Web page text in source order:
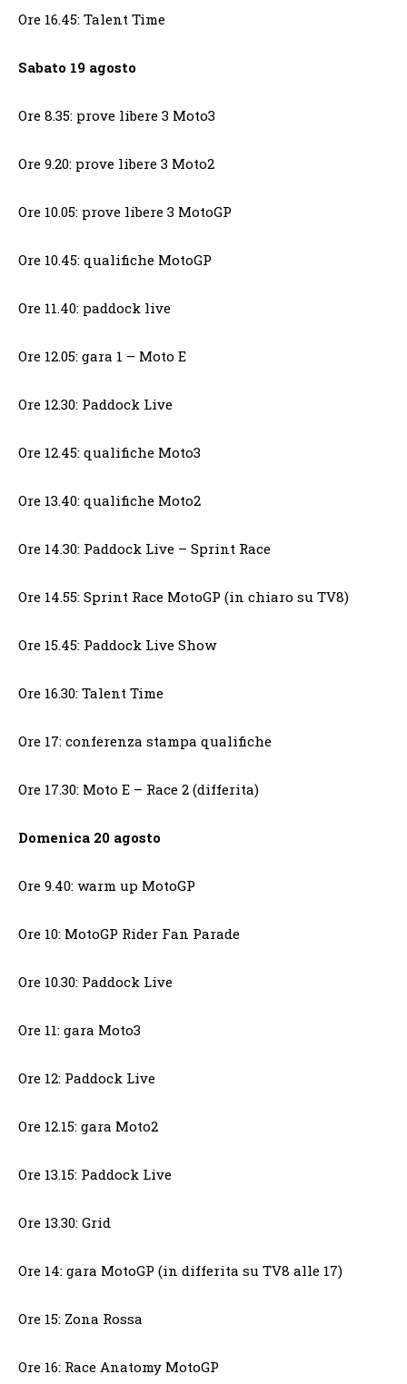
Ore 16.45: Talent Time
Sabato 19 agosto
Ore 8.35: prove libere 3 Moto3
Ore 9.20: prove libere 3 Moto2
Ore 10.05: prove libere 3 MotoGP
Ore 10.45: qualifiche MotoGP
Ore 11.40: paddock live
Ore 12.05: gara 1 – Moto E
Ore 12.30: Paddock Live
Ore 12.45: qualifiche Moto3
Ore 13.40: qualifiche Moto2
Ore 14.30: Paddock Live – Sprint Race
Ore 14.55: Sprint Race MotoGP (in chiaro su TV8)
Ore 15.45: Paddock Live Show
Ore 16.30: Talent Time
Ore 17: conferenza stampa qualifiche
Ore 17.30: Moto E – Race 2 (differita)
Domenica 20 agosto
Ore 9.40: warm up MotoGP
Ore 10: MotoGP Rider Fan Parade
Ore 10.30: Paddock Live
Ore 11: gara Moto3
Ore 12: Paddock Live
Ore 12.15: gara Moto2
Ore 13.15: Paddock Live
Ore 13.30: Grid
Ore 14: gara MotoGP (in differita su TV8 alle 17)
Ore 15: Zona Rossa
Ore 16: Race Anatomy MotoGP